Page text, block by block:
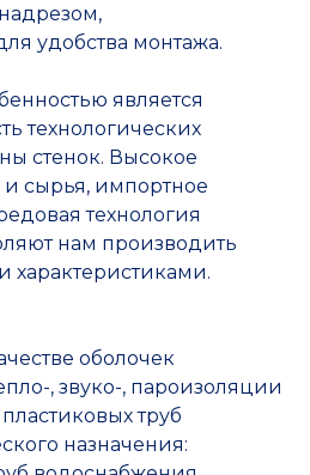
удобства монтажа.
является
технологических
стенок. Высокое
и сырья, импортное
технология
нам производить
характеристиками.
оболочек
, звуко-, пароизоляции
труб
назначения: